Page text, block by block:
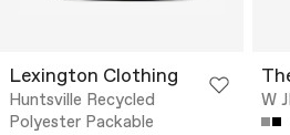
Lexington Clothing
Huntsville Recycled
Polyester Packable
W